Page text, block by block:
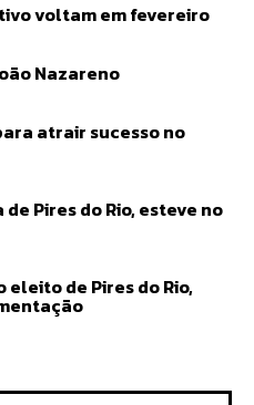
voltam em fevereiro
Nazareno
atrair sucesso no
Pires do Rio, esteve no
de Pires do Rio,